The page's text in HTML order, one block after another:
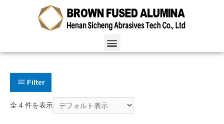
Filter
全 4 件を表示